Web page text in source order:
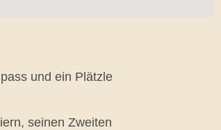
und ein Plätzle
seinen Zweiten